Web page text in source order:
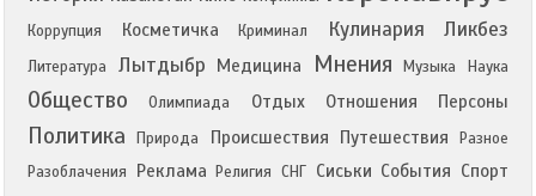
Коррупция Косметичка Криминал Кулинария Ликбез
Литература Лытдыбр Медицина Мнения Музыка Наука
Общество Олимпиада Отдых Отношения Персоны
Политика Природа Происшествия Путешествия
Разное
Разоблачения
Реклама Религия СНГ Сиськи События Спорт